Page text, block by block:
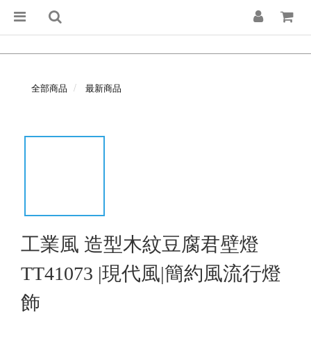
全部商品 最新商品
工業風 造型木紋豆腐君壁燈
TT41073 |現代風|簡約風流行燈
飾